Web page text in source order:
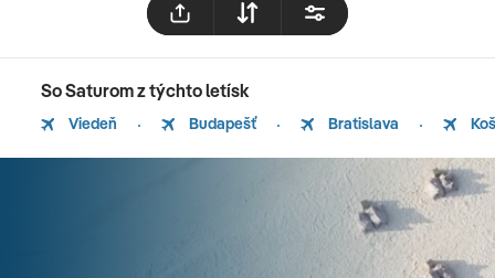
So Saturom z týchto letísk
Viedeň Budapešť Bratislava